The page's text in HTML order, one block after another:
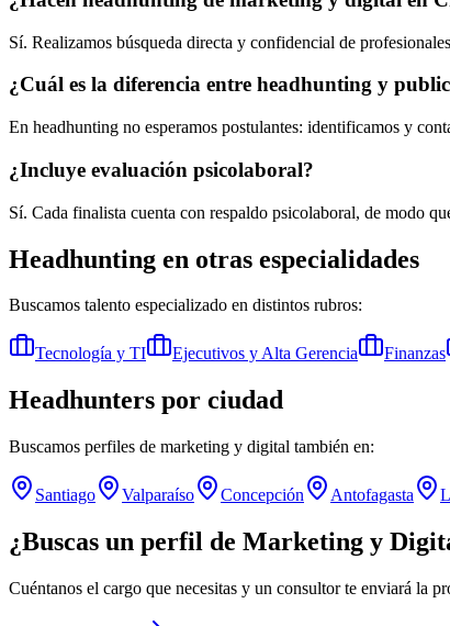
Sí. Realizamos búsqueda directa y confidencial de
¿Cuál es la diferencia entre headhunting y
En headhunting no esperamos postulantes: identificamos y
¿Incluye evaluación psicolaboral?
Sí. Cada finalista cuenta con respaldo psicolaboral, de modo
Headhunting en otras especialidades
Buscamos talento especializado en distintos rubros:
Tecnología y TI Ejecutivos y Alta Gerencia Finanzas
Headhunters por ciudad
Buscamos perfiles de marketing y digital también en:
Santiago Valparaíso Concepción Antofagasta
¿Buscas un perfil de Marketing y
Cuéntanos el cargo que necesitas y un consultor te enviará la